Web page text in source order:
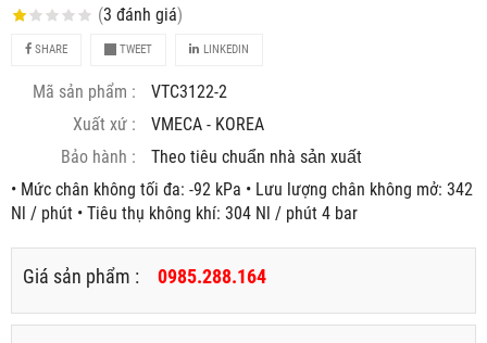
(3 đánh giá)
SHARE TWEET LINKEDIN
Mã sản phẩm :
VTC3122-2
Xuất xứ :
VMECA - KOREA
Bảo hành :
Theo tiêu chuẩn nhà sản xuất
• Mức chân không tối đa: -92 kPa • Lưu lượng chân không mở: 342
Nl / phút • Tiêu thụ không khí: 304 Nl / phút 4 bar
Giá sản phẩm : 0985.288.164